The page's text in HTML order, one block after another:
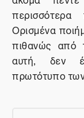
περισσότερα
Ορισμένα
πιθανώς από
αυτή, δεν
πρωτότυπο